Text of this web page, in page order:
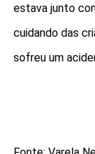
estava junto
cuidando das
sofreu um